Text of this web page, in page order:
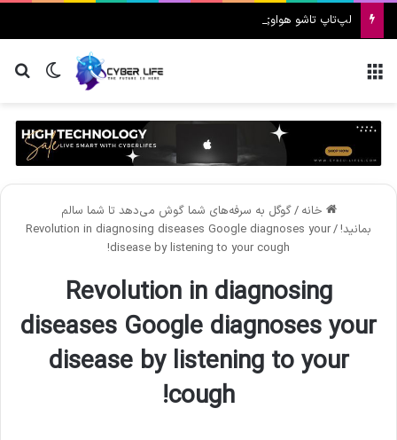
لپ‌تاپ تاشو هواوی MateBook Fold 2026 معرفی شد
تغییر
خانه /گوگل به سرفه‌های شما گوش می‌دهد تا شما سالم
بمانید!/
Revolution in diagnosing diseases Google diagnoses your
disease by listening to your cough!
Revolution in diagnosing
diseases Google diagnoses your
disease by listening to your
cough!